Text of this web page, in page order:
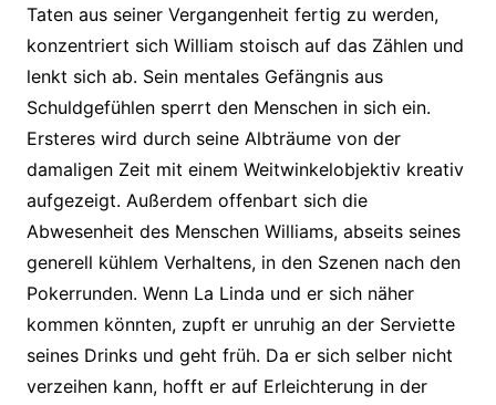
Taten aus seiner Vergangenheit fertig zu werden,
konzentriert sich William stoisch auf das Zählen und
lenkt sich ab. Sein mentales Gefängnis aus
Schuldgefühlen sperrt den Menschen in sich ein.
Ersteres wird durch seine Albträume von der
damaligen Zeit mit einem Weitwinkelobjektiv kreativ
aufgezeigt. Außerdem offenbart sich die
Abwesenheit des Menschen Williams, abseits seines
generell kühlem Verhaltens, in den Szenen nach den
Pokerrunden. Wenn La Linda und er sich näher
kommen könnten, zupft er unruhig an der Serviette
seines Drinks und geht früh. Da er sich selber nicht
verzeihen kann, hofft er auf Erleichterung in der